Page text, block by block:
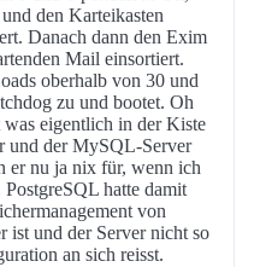
den Karteikasten
Danach dann den Exim
Mail einsortiert.
oberhalb von 30 und
zu und bootet. Oh
eigentlich in der Kiste
und der MySQL-Server
er nu ja nix für, wenn ich
hatte damit
von
ist und der Server nicht so
an sich reisst.